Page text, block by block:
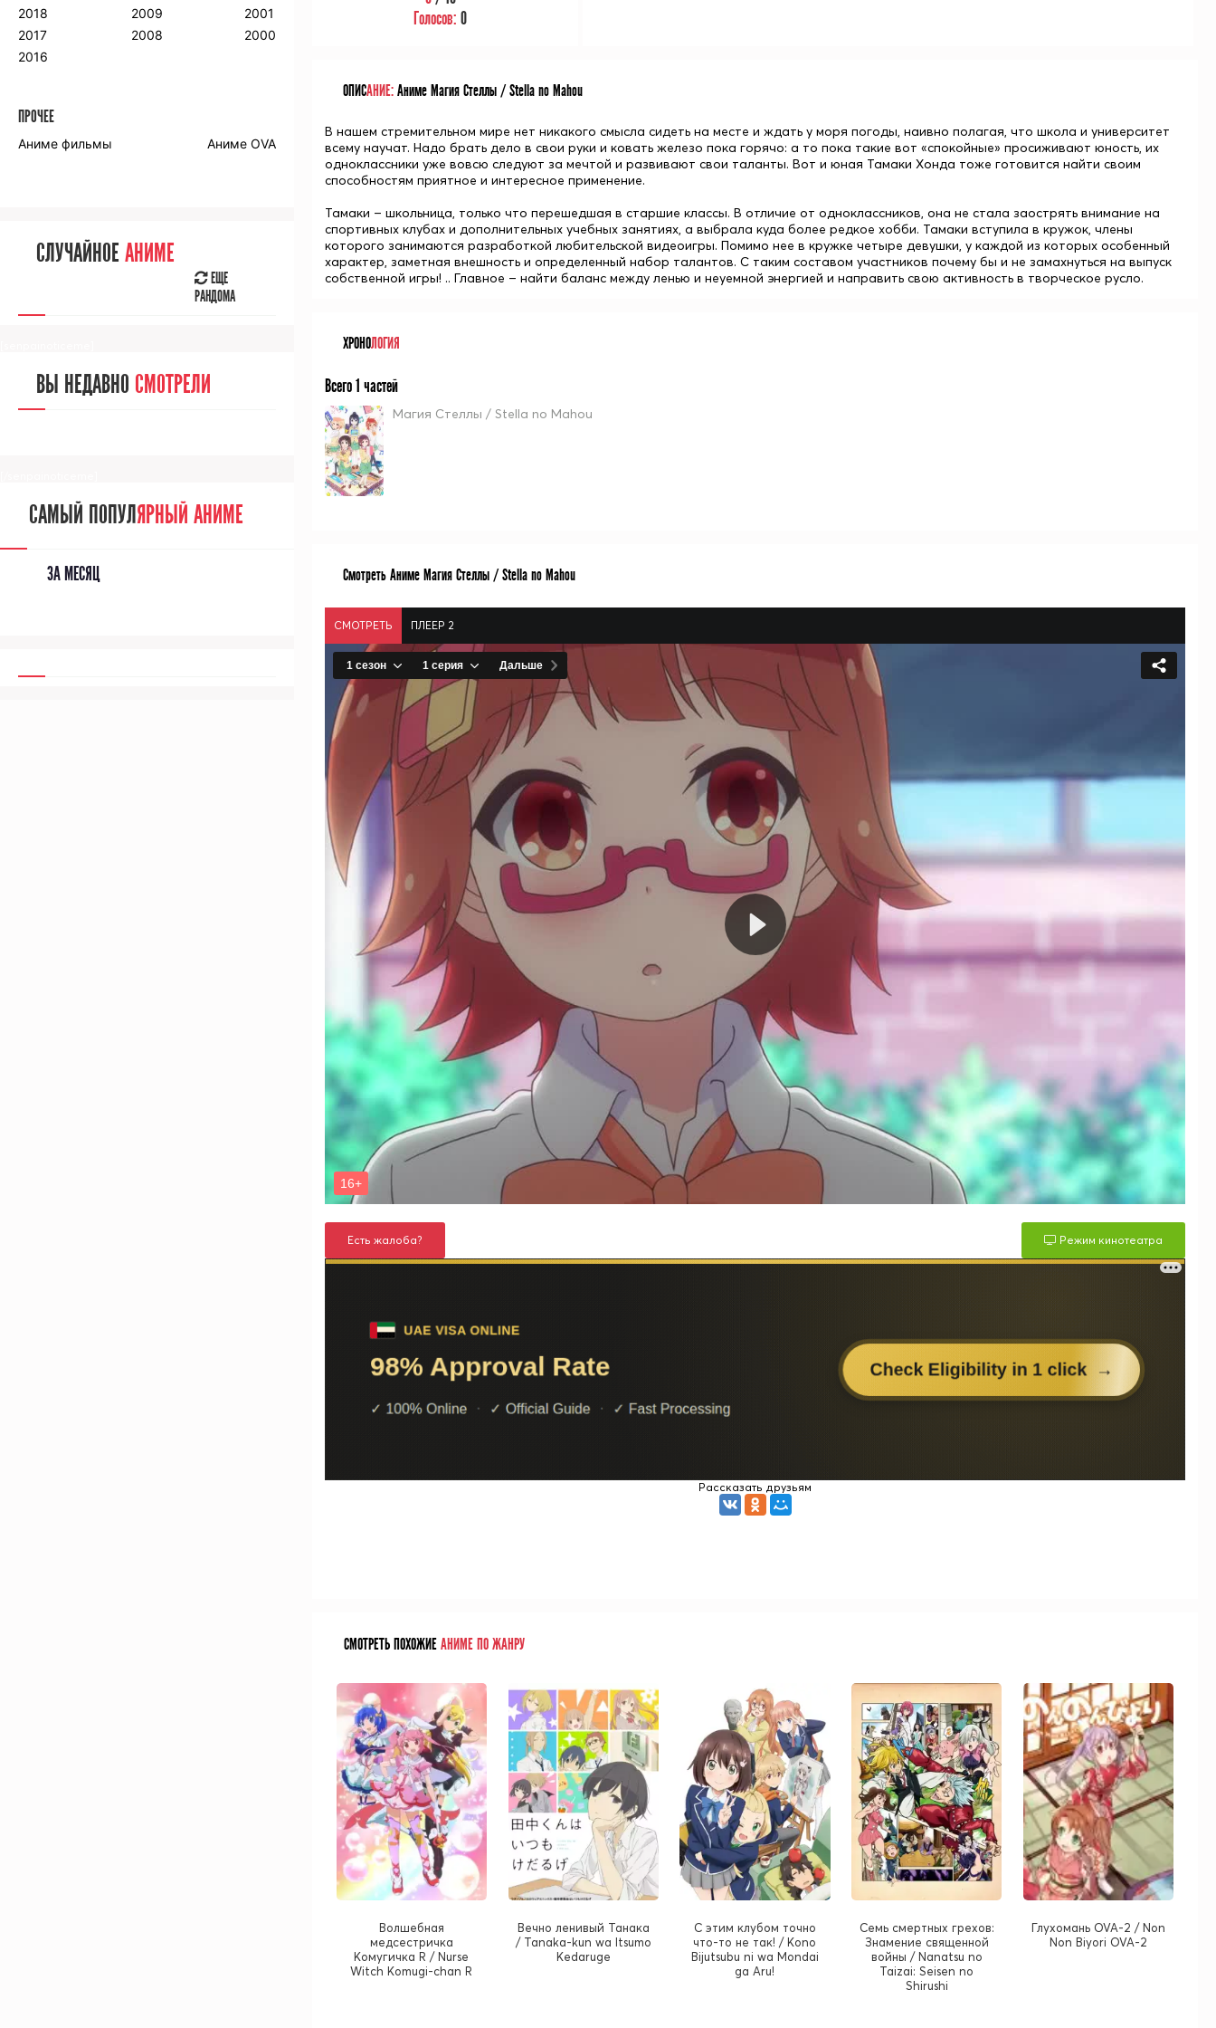
Голосов:0
ОПИСАНИЕ:Аниме Магия Стеллы / Stella no Mahou
В нашем стремительном мире нет никакого смысла сидеть на месте и ждать у моря погоды, наивно полагая, что школа и университет
всему научат. Надо брать дело в свои руки и ковать железо пока горячо: а то пока такие вот «спокойные» просиживают юность, их
одноклассники уже вовсю следуют за мечтой и развивают свои таланты. Вот и юная Тамаки Хонда тоже готовится найти своим
способностям приятное и интересное применение.
Тамаки – школьница, только что перешедшая в старшие классы. В отличие от одноклассников, она не стала заострять внимание на
спортивных клубах и дополнительных учебных занятиях, а выбрала куда более редкое хобби. Тамаки вступила в кружок, члены
которого занимаются разработкой любительской видеоигры. Помимо нее в кружке четыре девушки, у каждой из которых особенный
характер, заметная внешность и определенный набор талантов. С таким составом участников почему бы и не замахнуться на выпуск
собственной игры! .. Главное – найти баланс между ленью и неуемной энергией и направить свою активность в творческое русло.
ХРОНОЛОГИЯ
Всего 1 частей
Магия Стеллы / Stella no Mahou
Смотреть Аниме Магия Стеллы / Stella no Mahou
СМОТРЕТЬ ПЛЕЕР 2
Есть жалоба? Режим кинотеатра
Рассказать друзьям
СМОТРЕТЬ ПОХОЖИЕАНИМЕ ПО ЖАНРУ
Волшебная
медсестричка
Комугичка R / Nurse
Witch Komugi-chan R
Вечно ленивый Танака
/ Tanaka-kun wa Itsumo
Kedaruge
С этим клубом точно
что-то не так! / Kono
Bijutsubu ni wa Mondai
ga Aru!
Семь смертных грехов:
Знамение священной
войны / Nanatsu no
Taizai: Seisen no
Shirushi
Глухомань OVA-2 / Non
Non Biyori OVA-2
2018
2017
2016
2009
2008
2001
2000
ПРОЧЕЕ
Аниме фильмы Аниме OVA
СЛУЧАЙНОЕ АНИМЕ
ЕЩЕ
РАНДОМА
ВЫ НЕДАВНО СМОТРЕЛИ
САМЫЙ ПОПУЛЯРНЫЙ АНИМЕ
ЗА МЕСЯЦ